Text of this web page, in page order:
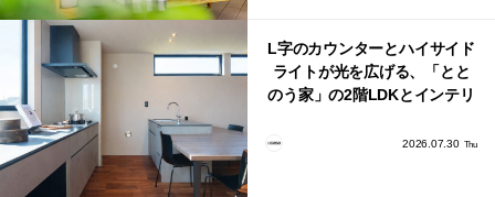
L字のカウンターとハイサイド
ライトが光を広げる、「とと
のう家」の2階LDKとインテリ
2026.07.30 Thu